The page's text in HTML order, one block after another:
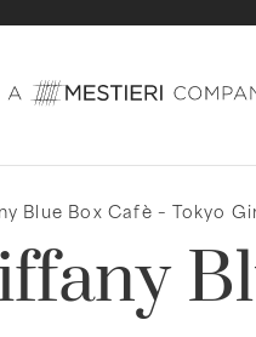
Blue Box Cafè – Tokyo